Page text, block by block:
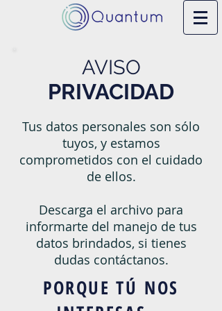
AVISO
PRIVACIDAD
Tus datos personales son sólo
tuyos, y estamos
comprometidos con el cuidado
de ellos.
Descarga el archivo para
informarte del manejo de tus
datos brindados, si tienes
dudas contáctanos.
PORQUE TÚ NOS